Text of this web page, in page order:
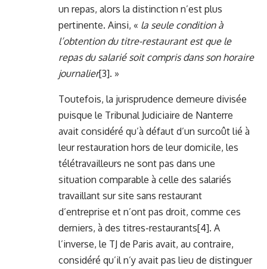
un repas, alors la distinction n’est plus
pertinente. Ainsi, « la seule condition à
l’obtention du titre-restaurant est que le
repas du salarié soit compris dans son horaire
journalier[3]. »
Toutefois, la jurisprudence demeure divisée
puisque le Tribunal Judiciaire de Nanterre
avait considéré qu’à défaut d’un surcoût lié à
leur restauration hors de leur domicile, les
télétravailleurs ne sont pas dans une
situation comparable à celle des salariés
travaillant sur site sans restaurant
d’entreprise et n’ont pas droit, comme ces
derniers, à des titres-restaurants[4]. A
l’inverse, le TJ de Paris avait, au contraire,
considéré qu’il n’y avait pas lieu de distinguer